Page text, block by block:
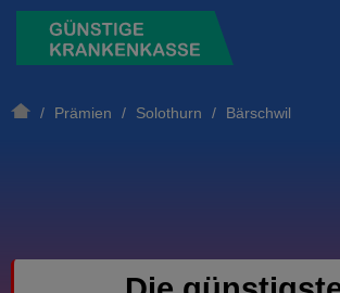
/ Prämien / Solothurn / Bärschwil